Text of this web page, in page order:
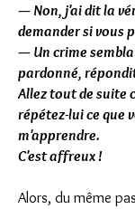
— Non, j'ai dit la
demander si vous
— Un crime
pardonné,
Allez tout de suite
répétez-lui ce que
m'apprendre.
C'est affreux !
Alors, du même